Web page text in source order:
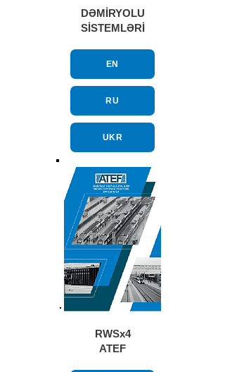
DƏMİRYOLU
SİSTEMLƏRİ
EN
RU
UKR
RWSx4
ATEF